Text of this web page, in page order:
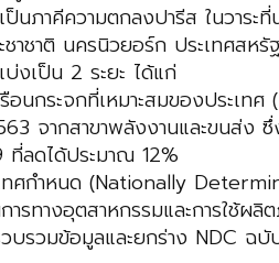
นภาคีความตกลงปารีส ในวาร
ชาติ นครนิวยอร์ก ประเทศสห
บ่งเป็น 2 ระยะ ได้แก่
อนกระจกที่เหมาะสมของปร
จากสาขาพลังงานและขนส่ง
ที่ลดได้ประมาณ 12%
ทศกำหนด (Nationally
างอุตสาหกรรมและการใช้ผลิ
รวมข้อมูลและยกร่าง NDC